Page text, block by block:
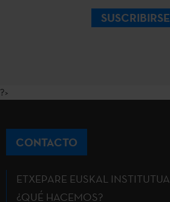
SUSCRIBIRSE
?>
CONTACTO
ETXEPARE EUSKAL INSTITUTUA
¿QUÉ HACEMOS?